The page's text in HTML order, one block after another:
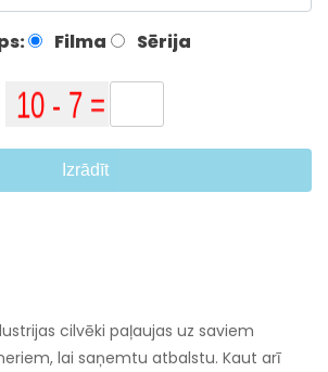
Filma Sērija
Izrādīt
cilvēki paļaujas uz saviem
lai saņemtu atbalstu. Kaut arī